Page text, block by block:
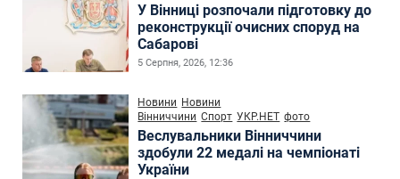
У Вінниці розпочали підготовку до
реконструкції очисних споруд на
Сабарові
5 Серпня, 2026, 12:36
Новини Новини
Вінниччини Спорт УКР.НЕТ фото
Веслувальники Вінниччини
здобули 22 медалі на чемпіонаті
України